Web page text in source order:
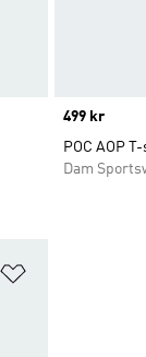
Price
499 kr
POC AOP
Dam